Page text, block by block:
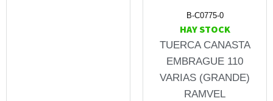
B-C0775-0
HAY STOCK
TUERCA CANASTA
EMBRAGUE 110
VARIAS (GRANDE)
RAMVEL